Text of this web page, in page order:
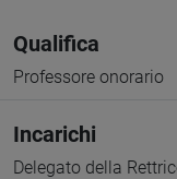
Qualifica
Professore onorario
Incarichi
Delegato della